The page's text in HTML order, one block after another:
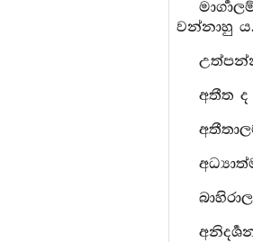
වන්නාහු ය.
අතීත ද